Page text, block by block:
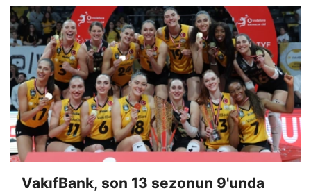
VakıfBank, son 13 sezonun 9'unda